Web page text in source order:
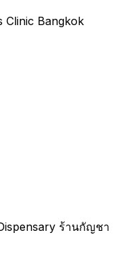
Clinic Bangkok
ร้านกัญชา